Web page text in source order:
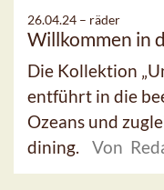
26.04.24 – räder
Willkommen in
Die Kollektion
entführt in die
Ozeans und
dining.
Von